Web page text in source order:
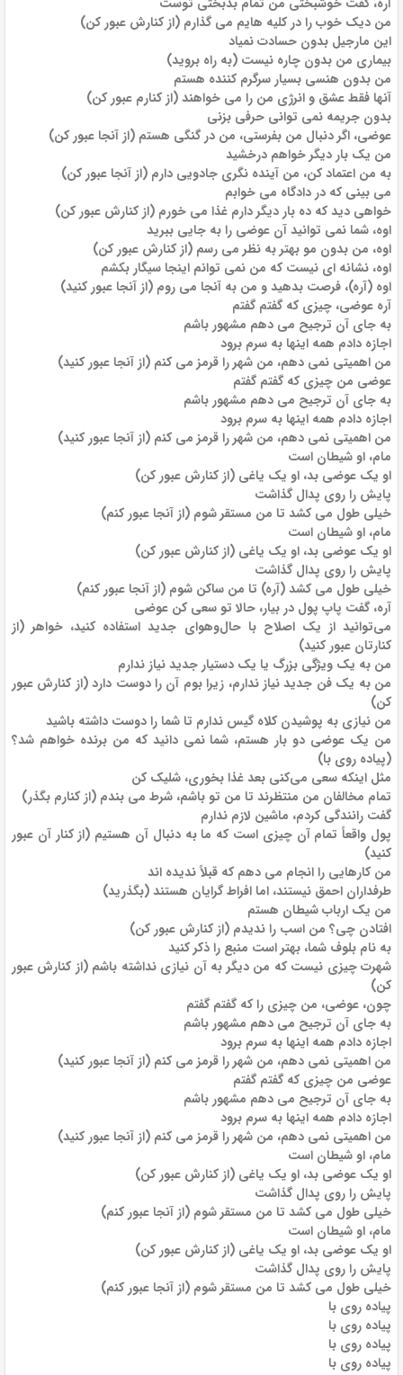
من دیک خوب را در کلیه هایم می گذارم (از کنارش عبور کن)
این مارجیل بدون حسادت نمیاد
بیماری من بدون چاره نیست (به راه بروید)
من بدون هنسی بسیار سرگرم کننده هستم
آنها فقط عشق و انرژی من را می خواهند (از کنارم عبور کن)
بدون جریمه نمی توانی حرفی بزنی
عوضی، اگر دنبال من بفرستی، من در گنگی هستم (از آنجا عبور کن)
من یک بار دیگر خواهم درخشید
به من اعتماد کن، من آینده نگری جادویی دارم (از آنجا عبور کن)
می بینی که در دادگاه می خوابم
خواهی دید که ده بار دیگر دارم غذا می خورم (از کنارش عبور کن)
اوه، شما نمی توانید آن عوضی را به جایی ببرید
اوه، من بدون مو بهتر به نظر می رسم (از کنارش عبور کن)
اوه، نشانه ای نیست که من نمی توانم اینجا سیگار بکشم
اوه (آره)، فرصت بدهید و من به آنجا می روم (از آنجا عبور کنید)
آره عوضی، چیزی که گفتم گفتم
به جای آن ترجیح می دهم مشهور باشم
اجازه دادم همه اینها به سرم برود
من اهمیتی نمی دهم، من شهر را قرمز می کنم (از آنجا عبور کنید)
عوضی من چیزی که گفتم گفتم
به جای آن ترجیح می دهم مشهور باشم
اجازه دادم همه اینها به سرم برود
من اهمیتی نمی دهم، من شهر را قرمز می کنم (از آنجا عبور کنید)
مام، او شیطان است
او یک عوضی بد، او یک یاغی (از کنارش عبور کن)
پایش را روی پدال گذاشت
خیلی طول می کشد تا من مستقر شوم (از آنجا عبور کنم)
مام، او شیطان است
او یک عوضی بد، او یک یاغی (از کنارش عبور کن)
پایش را روی پدال گذاشت
خیلی طول می کشد (آره) تا من ساکن شوم (از آنجا عبور کنم)
آره، گفت پاپ پول در بیار، حالا تو سعی کن عوضی
می‌توانید از یک اصلاح با حال‌وهوای جدید استفاده کنید، خواهر (از
کنارتان عبور کنید)
من به یک ویژگی بزرگ یا یک دستیار جدید نیاز ندارم
من به یک فن جدید نیاز ندارم، زیرا بوم آن را دوست دارد (از کنارش عبور
کن)
من نیازی به پوشیدن کلاه گیس ندارم تا شما را دوست داشته باشید
من یک عوضی دو بار هستم، شما نمی دانید که من برنده خواهم شد؟
(پیاده روی با)
مثل اینکه سعی می‌کنی بعد غذا بخوری، شلیک کن
تمام مخالفان من منتظرند تا من تو باشم، شرط می بندم (از کنارم بگذر)
گفت رانندگی کردم، ماشین لازم ندارم
پول واقعاً تمام آن چیزی است که ما به دنبال آن هستیم (از کنار آن عبور
کنید)
من کارهایی را انجام می دهم که قبلاً ندیده اند
طرفداران احمق نیستند، اما افراط گرایان هستند (بگذرید)
من یک ارباب شیطان هستم
افتادن چی؟ من اسب را ندیدم (از کنارش عبور کن)
به نام بلوف شما، بهتر است منبع را ذکر کنید
شهرت چیزی نیست که من دیگر به آن نیازی نداشته باشم (از کنارش عبور
کن)
چون، عوضی، من چیزی را که گفتم گفتم
به جای آن ترجیح می دهم مشهور باشم
اجازه دادم همه اینها به سرم برود
من اهمیتی نمی دهم، من شهر را قرمز می کنم (از آنجا عبور کنید)
عوضی من چیزی که گفتم گفتم
به جای آن ترجیح می دهم مشهور باشم
اجازه دادم همه اینها به سرم برود
من اهمیتی نمی دهم، من شهر را قرمز می کنم (از آنجا عبور کنید)
مام، او شیطان است
او یک عوضی بد، او یک یاغی (از کنارش عبور کن)
پایش را روی پدال گذاشت
خیلی طول می کشد تا من مستقر شوم (از آنجا عبور کنم)
مام، او شیطان است
او یک عوضی بد، او یک یاغی (از کنارش عبور کن)
پایش را روی پدال گذاشت
خیلی طول می کشد تا من مستقر شوم (از آنجا عبور کنم)
پیاده روی با
پیاده روی با
پیاده روی با
پیاده روی با